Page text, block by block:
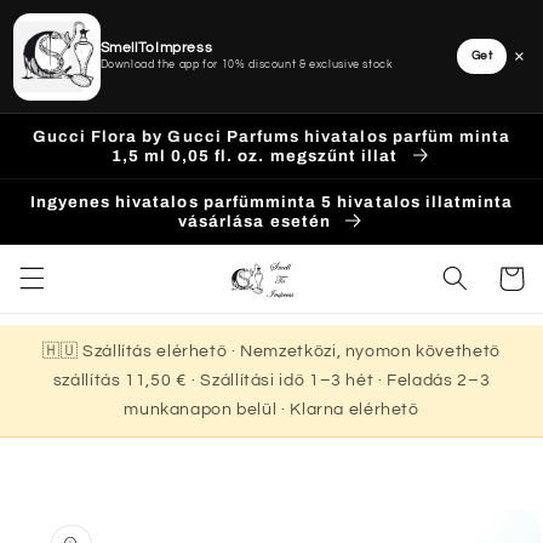
Ugrás a
tartalomhoz
Gucci Flora by Gucci Parfums hivatalos parfüm minta
1,5 ml 0,05 fl. oz. megszűnt illat
Ingyenes hivatalos parfümminta 5 hivatalos illatminta
vásárlása esetén
Kosár
🇭🇺 Szállítás elérhető · Nemzetközi, nyomon követhető
szállítás 11,50 € · Szállítási idő 1–3 hét · Feladás 2–3
munkanapon belül · Klarna elérhető
a
SmellToImpress
Download the app for 10% discount & exclusive stock
Get ×